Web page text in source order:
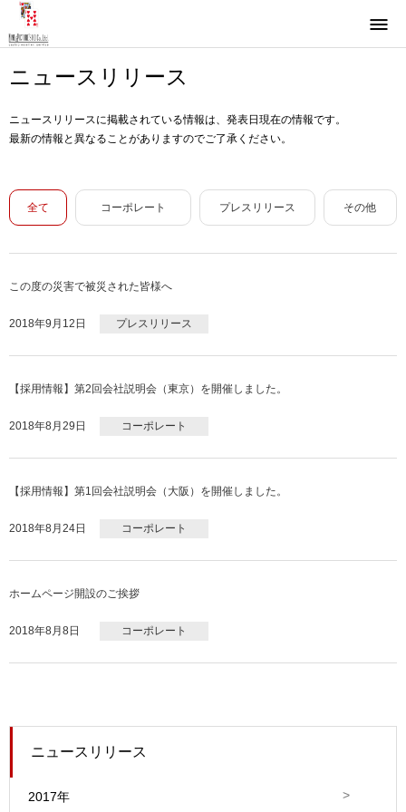
ニュースリリース
ニュースリリースに掲載されている情報は、発表日現在の情報です。
最新の情報と異なることがありますのでご了承ください。
全て コーポレート プレスリリース その他
この度の災害で被災された皆様へ
2018年9月12日 プレスリリース
【採用情報】第2回会社説明会（東京）を開催しました。
2018年8月29日 コーポレート
【採用情報】第1回会社説明会（大阪）を開催しました。
2018年8月24日 コーポレート
ホームページ開設のご挨拶
2018年8月8日 コーポレート
ニュースリリース
2017年